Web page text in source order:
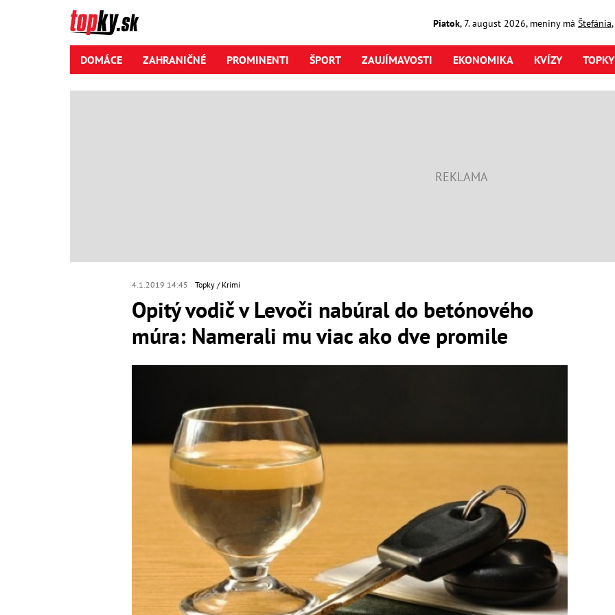
Piatok,7. august2026, meniny má Štefánia
DOMÁCE ZAHRANIČNÉ PROMINENTI ŠPORT ZAUJÍMAVOSTI EKONOMIKA KVÍZY
4.1.2019 14:45 Topky Krimi
Opitý vodič v Levoči nabúral do betónového
múra: Namerali mu viac ako dve promile